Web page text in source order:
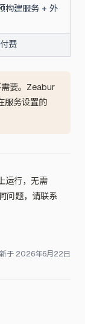
构建服务 + 外
费
要。Zeabur
服务设置的
运行，无需
问题，请联系
于 2026年6月22日